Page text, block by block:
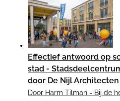
Effectief antwoord op
stad -
door De Nijl Architecten
Door Harm Tilman - Bij de